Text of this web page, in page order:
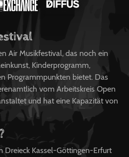
Air Musikfestival, das noch ein
Kinderprogramm,
Programmpunkten bietet. Das
vom Arbeitskreis Open
und hat eine Kapazität von
Dreieck Kassel-Göttingen-Erfurt